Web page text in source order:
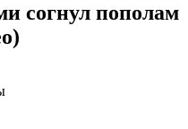
согнул пополам